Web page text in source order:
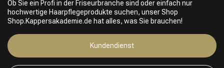
Ob Sie ein Profi in der Friseurbranche sind oder einfach nur
hochwertige Haarpflegeprodukte suchen, unser Shop
Shop.Kappersakademie.de hat alles, was Sie brauchen!
Kundendienst